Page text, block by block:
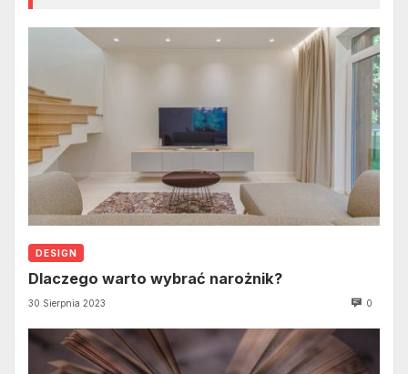
DESIGN
Dlaczego warto wybrać narożnik?
30 Sierpnia 2023 0